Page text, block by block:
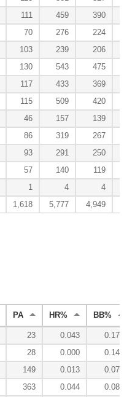
111 459 390
70 276 224
103 239 206
130 543 475
117 433 369
115 509 420
46 157
139
86 319 267
93 291 250
57 140
119
1 4
4
1,618 5,777 4,949
PA HR% BB%
23 0.043
0.174
28 0.000
0.143
149 0.013
0.074
363 0.044
0.085